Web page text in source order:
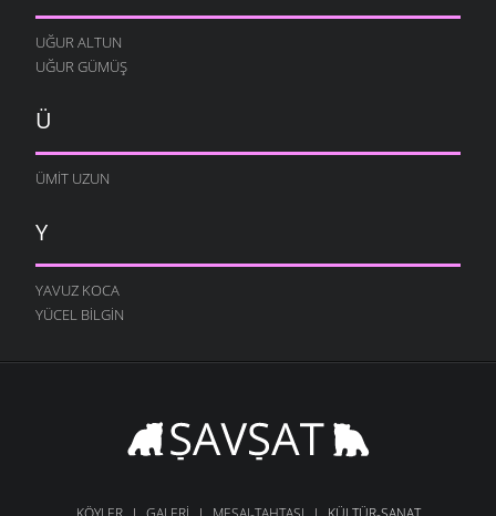
UĞUR ALTUN
UĞUR GÜMÜŞ
Ü
ÜMIT UZUN
Y
YAVUZ KOCA
YÜCEL BILGIN